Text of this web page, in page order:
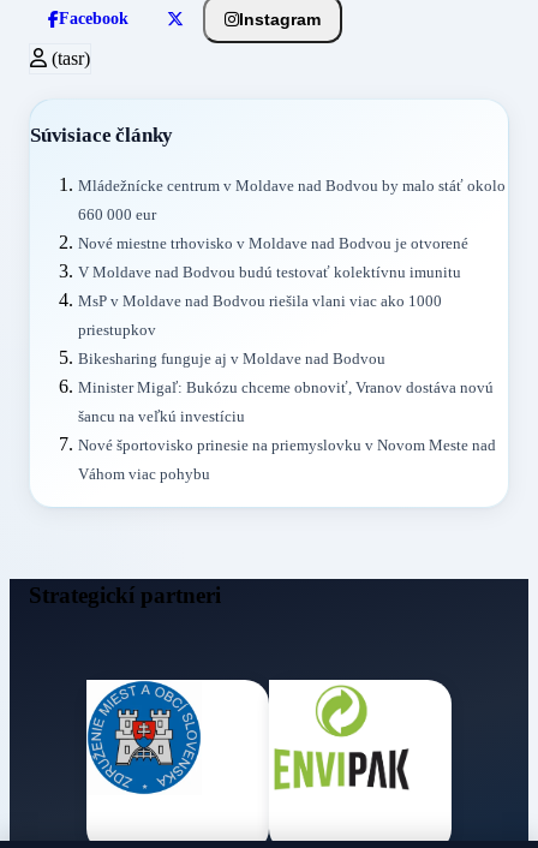
Facebook Instagram
(tasr)
Súvisiace články
Mládežnícke centrum v Moldave nad Bodvou by malo stáť okolo
660 000 eur
Nové miestne trhovisko v Moldave nad Bodvou je otvorené
V Moldave nad Bodvou budú testovať kolektívnu imunitu
MsP v Moldave nad Bodvou riešila vlani viac ako 1000
priestupkov
Bikesharing funguje aj v Moldave nad Bodvou
Minister Migaľ: Bukózu chceme obnoviť, Vranov dostáva novú
šancu na veľkú investíciu
Nové športovisko prinesie na priemyslovku v Novom Meste nad
Váhom viac pohybu
Strategickí partneri